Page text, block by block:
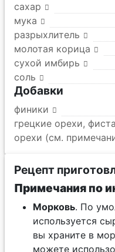
сахар
мука
разрыхлитель
молотая корица
сухой имбирь
соль
Добавки
финики
грецкие орехи,
орехи (см.
Рецепт
Примечания по
Морковь. По
используется
вы храните в
можете